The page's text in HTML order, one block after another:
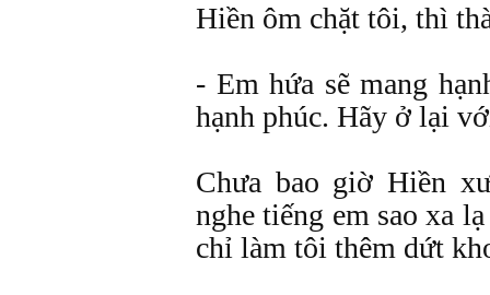
Hiền ôm chặt tôi, thì
- Em hứa sẽ mang
hạnh phúc. Hãy ở lại
Chưa bao giờ Hiền
nghe tiếng em sao xa
chỉ làm tôi thêm dứt